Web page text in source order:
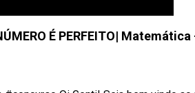
É PERFEITO| Matemática